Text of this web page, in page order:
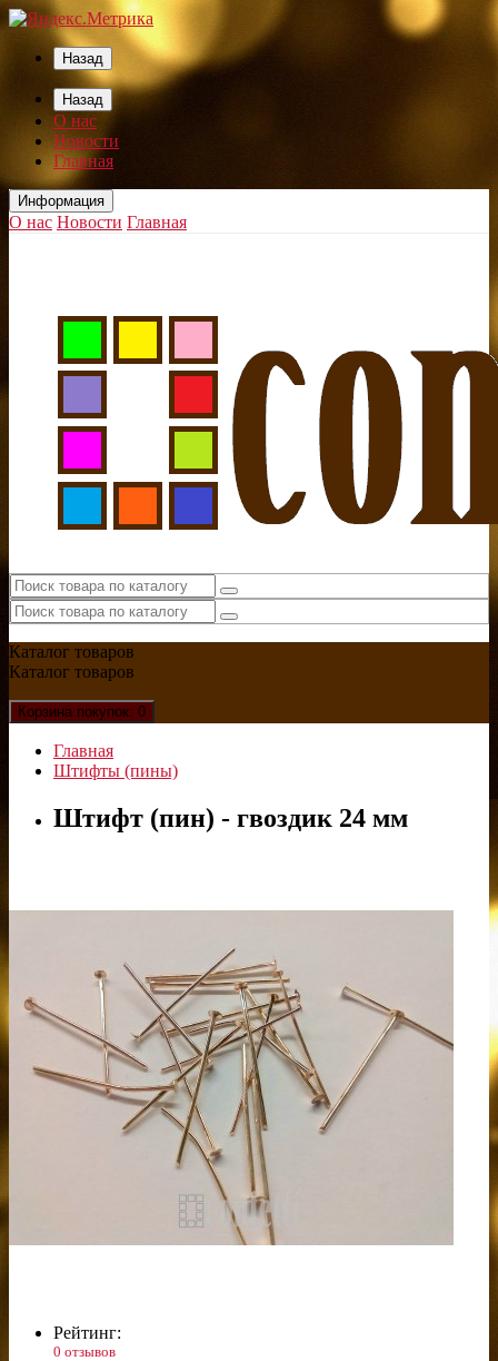
Назад
Назад
О нас
Новости
Главная
Информация
О нас Новости Главная
Каталог товаров
Каталог товаров
Корзина покупок: 0
Главная
Штифты (пины)
Штифт (пин) - гвоздик 24 мм
Рейтинг:
0 отзывов